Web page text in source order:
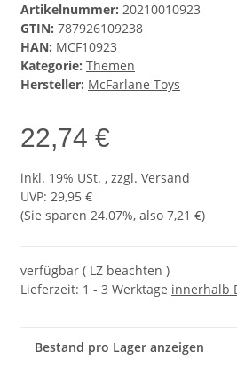
Artikelnummer: 20210010923
GTIN: 787926109238
HAN: MCF10923
Kategorie: Themen
Hersteller: McFarlane Toys
22,74 €
inkl. 19% USt. , zzgl. Versand
UVP: 29,95 €
(Sie sparen 24.07%, also 7,21 €)
verfügbar ( LZ beachten )
Lieferzeit: 1 - 3 Werktage innerhalb
Bestand pro Lager anzeigen